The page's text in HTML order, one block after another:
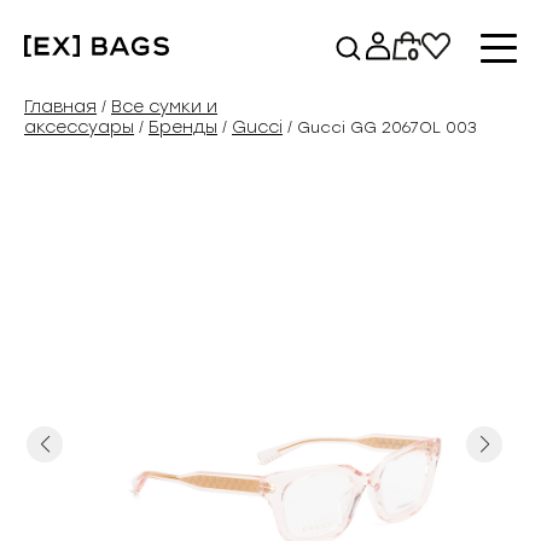
содержимому
0
Главная / Все сумки и
аксессуары / Бренды / Gucci / Gucci GG 2067OL 003
Previous Next